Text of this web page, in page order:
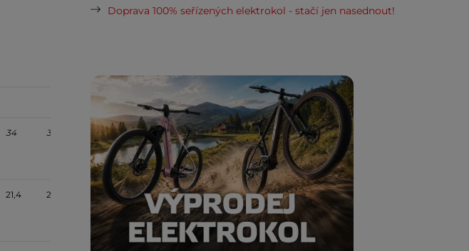
34 35 36
21,4 22,1
Doprava 100% seřízených elektrokol - stačí jen nasednout!